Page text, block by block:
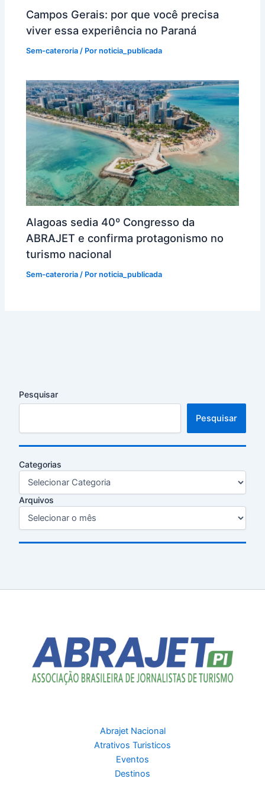
Campos Gerais: por que você precisa
viver essa experiência no Paraná
Sem-cateroria / Pornoticia_publicada
Alagoas sedia 40º Congresso da
ABRAJET e confirma protagonismo no
turismo nacional
Sem-cateroria / Pornoticia_publicada
Pesquisar
Pesquisar
Categorias
Arquivos
Abrajet Nacional
Atrativos Turisticos
Eventos
Destinos